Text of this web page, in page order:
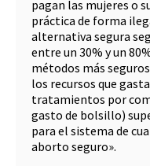
pagan las mujeres o
práctica de forma
alternativa segura
entre un 30% y un
métodos más
los recursos que
tratamientos por
gasto de bolsillo)
para el sistema de
aborto seguro».